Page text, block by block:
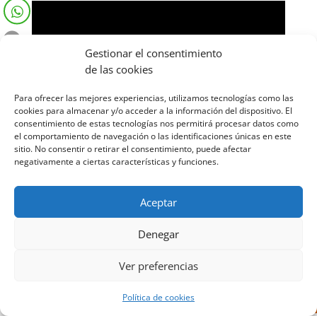
Gestionar el consentimiento
de las cookies
Para ofrecer las mejores experiencias, utilizamos tecnologías como las
cookies para almacenar y/o acceder a la información del dispositivo. El
consentimiento de estas tecnologías nos permitirá procesar datos como
el comportamiento de navegación o las identificaciones únicas en este
sitio. No consentir o retirar el consentimiento, puede afectar
negativamente a ciertas características y funciones.
Aceptar
Denegar
Ver preferencias
Política de cookies
Diseñado por Escuelas Pías Provincia Emaús
Aviso Legal